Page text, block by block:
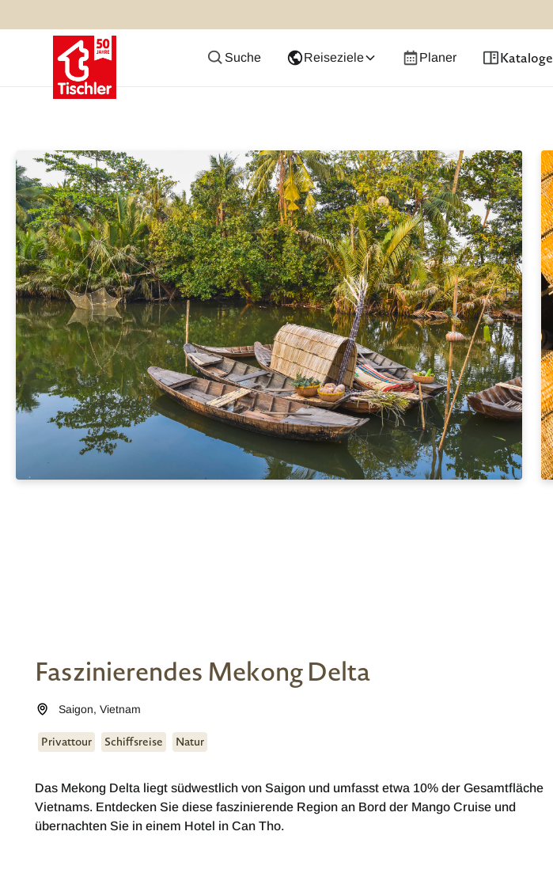
Suche Reiseziele Planer Kataloge
Faszinierendes Mekong Delta
Saigon,Vietnam
Privattour Schiffsreise Natur
Das Mekong Delta liegt südwestlich von Saigon und umfasst etwa 10% der Gesamtfläche
Vietnams. Entdecken Sie diese faszinierende Region an Bord der Mango Cruise und
übernachten Sie in einem Hotel in Can Tho.